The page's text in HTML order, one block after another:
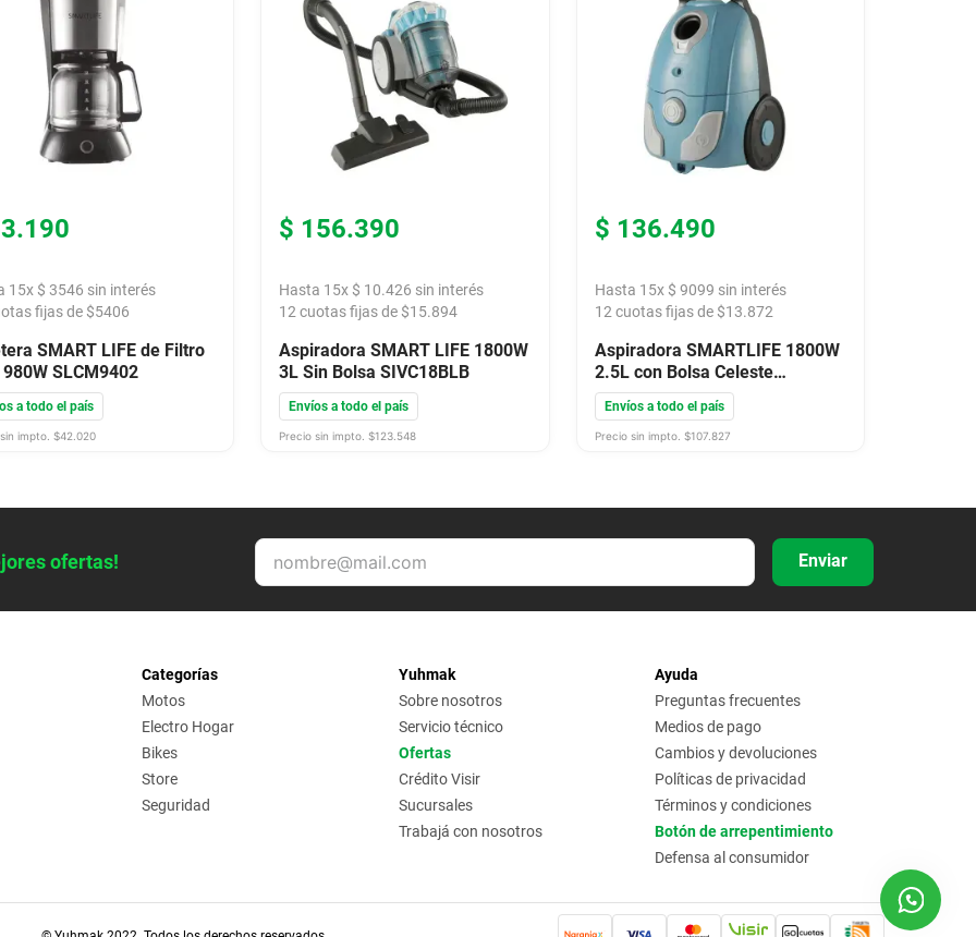
.190
15x $ 3546 sin interés
fijas de $5406
SMART LIFE de Filtro
SLCM9402
a todo el país
impto. $42.020
$ 156.390
Hasta 15x $ 10.426 sin interés
12 cuotas fijas de $15.894
Aspiradora SMART LIFE 1800W
3L Sin Bolsa SIVC18BLB
Envíos a todo el país
Precio sin impto. $123.548
$ 136.490
Hasta 15x $ 9099 sin interés
12 cuotas fijas de $13.872
Aspiradora SMARTLIFE 1800W
2.5L con Bolsa Celeste
VC18BAB
Envíos a todo el país
Precio sin impto. $107.827
ofertas! Enviar
Categorías
Motos
Electro Hogar
Bikes
Store
Seguridad
Yuhmak
Sobre nosotros
Servicio técnico
Ofertas
Crédito Visir
Sucursales
Trabajá con nosotros
Ayuda
Preguntas frecuentes
Medios de pago
Cambios y devoluciones
Políticas de privacidad
Términos y condiciones
Botón de arrepentimiento
Defensa al consumidor